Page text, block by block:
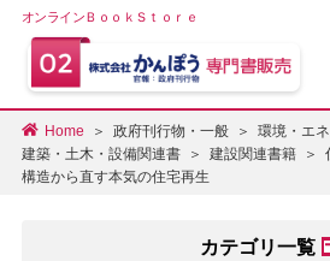
オンラインＢｏｏｋＳｔｏｒｅ
Home 政府刊行物・一般
環境・エ
建築・土木・設備関連書
建設関連書籍
構造から直す本気の住宅再生
カテゴリ一覧